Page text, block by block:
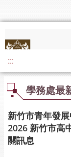
:::
學務處最
新竹市青年發
2026 新竹市高
關訊息